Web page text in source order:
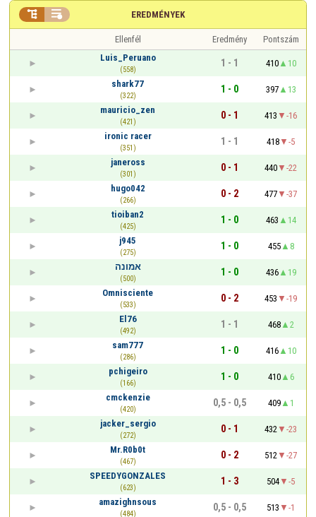
EREDMÉNYEK
 
Ellenfél Eredmény
Pontszám
Luis_Peruano
(558)
1 - 1 410
10
shark77
(322)
1 - 0 397
13
mauricio_zen
(421)
0 - 1 413
-16
ironic racer
(351)
1 - 1 418
-5
janeross
(301)
0 - 1 440
-22
hugo042
(266)
0 - 2 477
-37
tioiban2
(425)
1 - 0 463
14
j945
(275)
1 - 0 455
8
אמונה
(500)
1 - 0 436
19
Omnisciente
(533)
0 - 2 453
-19
El76
(492)
1 - 1 468
2
sam777
(286)
1 - 0 416
10
pchigeiro
(166)
1 - 0 410
6
cmckenzie
(420)
0,5 - 0,5 409
1
jacker_sergio
(272)
0 - 1 432
-23
Mr.R0b0t
(467)
0 - 2 512
-27
SPEEDYGONZALES
(623)
1 - 3 504
-5
amazighnsous
(484)
0,5 - 0,5 513 -1